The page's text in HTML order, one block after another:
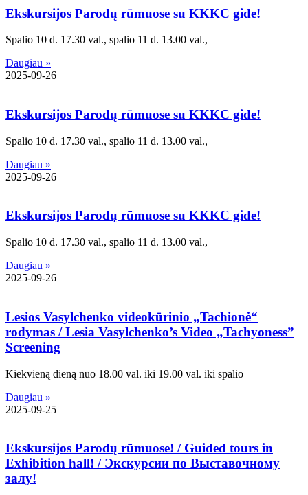
Ekskursijos Parodų rūmuose su KKKC gide!
Spalio 10 d. 17.30 val., spalio 11 d. 13.00 val.,
Daugiau »
2025-09-26
Ekskursijos Parodų rūmuose su KKKC gide!
Spalio 10 d. 17.30 val., spalio 11 d. 13.00 val.,
Daugiau »
2025-09-26
Ekskursijos Parodų rūmuose su KKKC gide!
Spalio 10 d. 17.30 val., spalio 11 d. 13.00 val.,
Daugiau »
2025-09-26
Lesios Vasylchenko videokūrinio „Tachionė“
rodymas / Lesia Vasylchenko’s Video „Tachyoness”
Screening
Kiekvieną dieną nuo 18.00 val. iki 19.00 val. iki spalio
Daugiau »
2025-09-25
Ekskursijos Parodų rūmuose! / Guided tours in
Exhibition hall! / Экскурсии по Bыставочному
залу!